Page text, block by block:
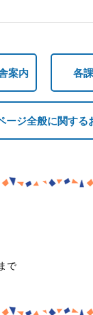
案内 各
ージ全般に関する
で